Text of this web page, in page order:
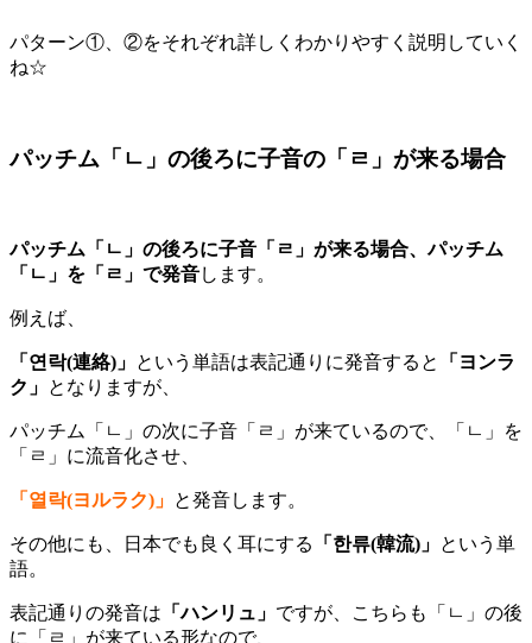
パターン①、②をそれぞれ詳しくわかりやすく説明していく
ね☆
パッチム「ㄴ」の後ろに子音の「ㄹ」が来る場合
パッチム「ㄴ」の後ろに子音「ㄹ」が来る場合、パッチム
「ㄴ」を「ㄹ」で発音します。
例えば、
「연락(連絡)」 という単語は表記通りに発音すると
「ヨンラ
ク」 となりますが、
パッチム「ㄴ」の次に子音「ㄹ」が来ているので、「ㄴ」を
「ㄹ」に流音化させ、
「열락(ヨルラク)」 と発音します。
その他にも、日本でも良く耳にする 「한류(韓流)」 という単
語。
表記通りの発音は 「ハンリュ」 ですが、こちらも「ㄴ」の後
に「ㄹ」が来ている形なので、